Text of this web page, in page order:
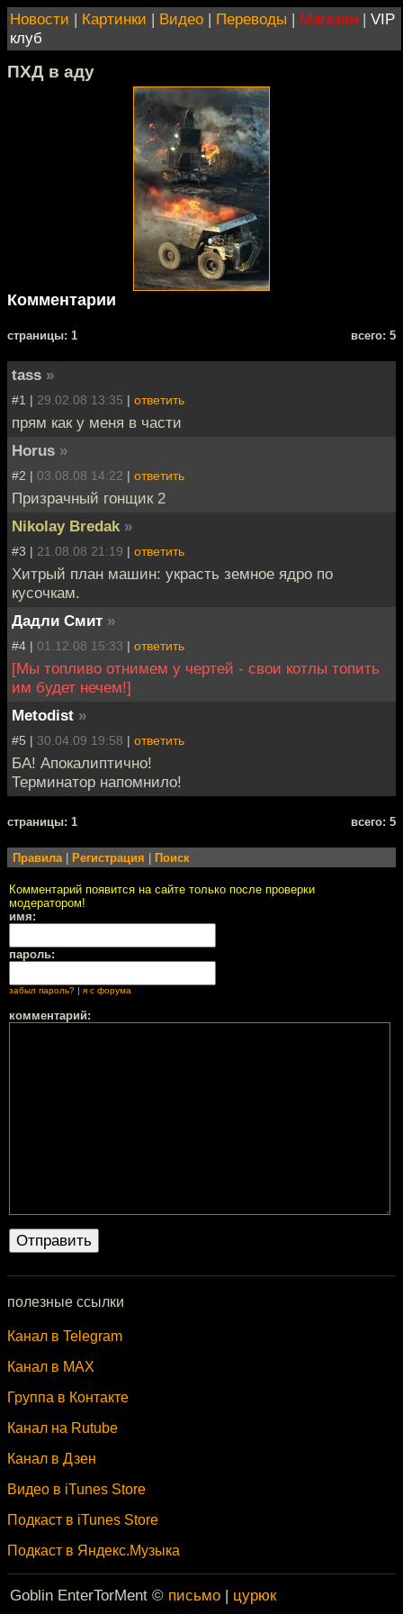
Новости | Картинки | Видео | Переводы | Магазин | VIP
клуб
ПХД в аду
Комментарии
cтраницы: 1 всего: 5
tass »
#1 | 29.02.08 13:35 | ответить
прям как у меня в части
Horus »
#2 | 03.08.08 14:22 | ответить
Призрачный гонщик 2
Nikolay Bredak »
#3 | 21.08.08 21:19 | ответить
Хитрый план машин: украсть земное ядро по
кусочкам.
Дадли Смит »
#4 | 01.12.08 15:33 | ответить
[Мы топливо отнимем у чертей - свои котлы топить
им будет нечем!]
Metodist »
#5 | 30.04.09 19:58 | ответить
БА! Апокалиптично!
Терминатор напомнило!
cтраницы: 1 всего: 5
Правила| Регистрация Поиск
Комментарий появится на сайте только после проверки
модератором!
имя:
пароль:
забыл пароль? | я с форума
комментарий:
полезные ссылки
Канал в Telegram
Канал в MAX
Группа в Контакте
Канал на Rutube
Канал в Дзен
Видео в iTunes Store
Подкаст в iTunes Store
Подкаст в Яндекс.Музыка
Goblin EnterTorMent © письмо | цурюк